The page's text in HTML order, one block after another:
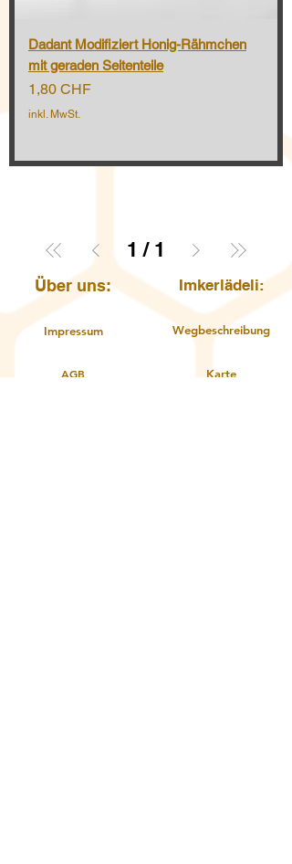
Dadant Modifiziert Honig-Rähmchen
mit geraden Seitenteile
Preis
1,80 CHF
inkl. MwSt.
1 / 1
Über uns: Imkerlädeli:
Impressum
AGB
Wegbeschreibung
Karte